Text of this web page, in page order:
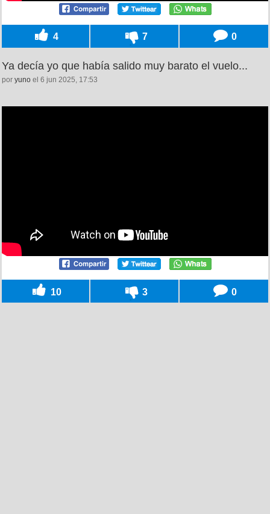
4 7 0
Ya decía yo que había salido muy barato el vuelo...
por yuno el 6 jun 2025, 17:53
10 3 0